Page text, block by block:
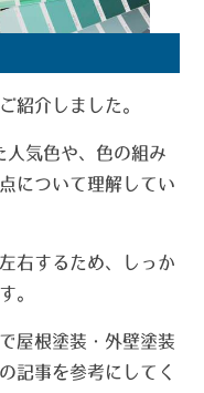
紹介しました。
気色や、色の組み
について理解してい
右するため、しっか
。
屋根塗装・外壁塗装
記事を参考にしてく